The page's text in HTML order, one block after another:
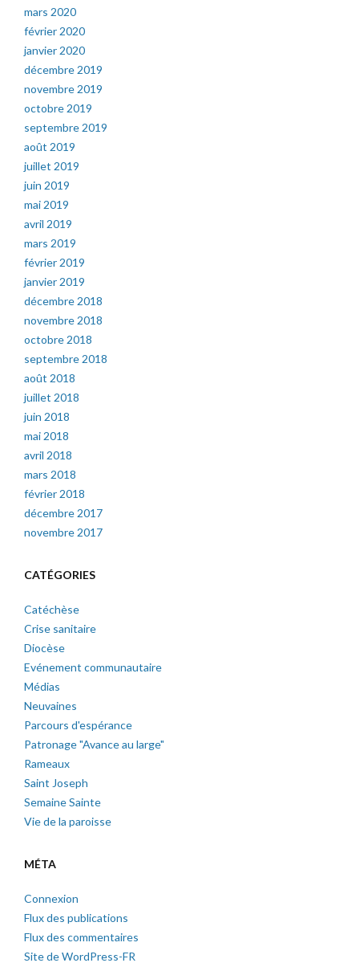
mars 2020
février 2020
janvier 2020
décembre 2019
novembre 2019
octobre 2019
septembre 2019
août 2019
juillet 2019
juin 2019
mai 2019
avril 2019
mars 2019
février 2019
janvier 2019
décembre 2018
novembre 2018
octobre 2018
septembre 2018
août 2018
juillet 2018
juin 2018
mai 2018
avril 2018
mars 2018
février 2018
décembre 2017
novembre 2017
CATÉGORIES
Catéchèse
Crise sanitaire
Diocèse
Evénement communautaire
Médias
Neuvaines
Parcours d'espérance
Patronage "Avance au large"
Rameaux
Saint Joseph
Semaine Sainte
Vie de la paroisse
MÉTA
Connexion
Flux des publications
Flux des commentaires
Site de WordPress-FR